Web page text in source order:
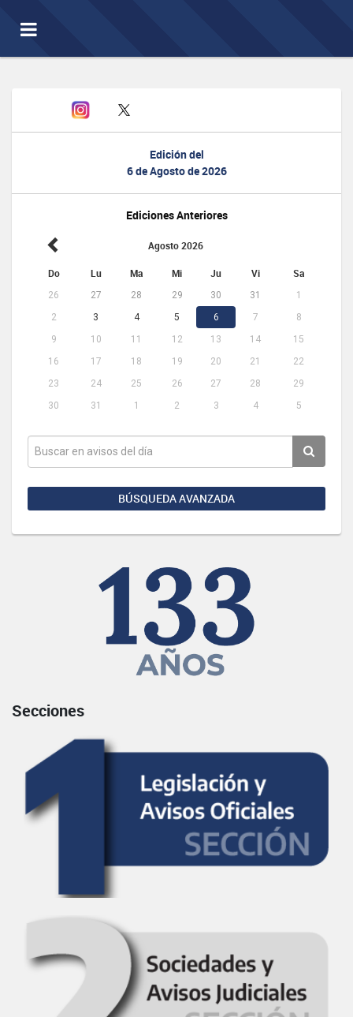
Toggle
navigation
Edición del
6 de Agosto de 2026
Ediciones Anteriores
Agosto 2026
Do Lu Ma Mi Ju Vi Sa
26 27 28 29 30 31
1
2
3 4 5 6 7
8
9
10 11 12 13 14
15
16
17 18 19 20 21
22
23
24 25 26 27 28
29
30
31 1 2 3 4 5
BÚSQUEDA AVANZADA
Secciones